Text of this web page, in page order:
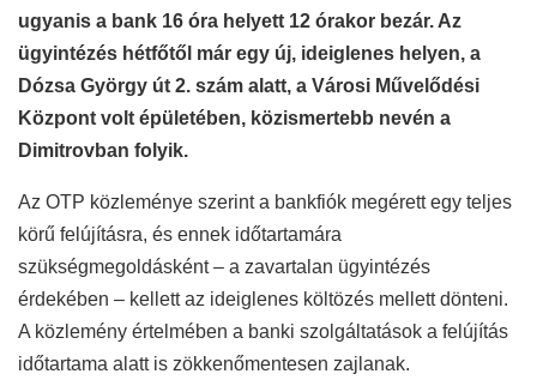
ugyanis a bank 16 óra helyett 12 órakor bezár. Az
ügyintézés hétfőtől már egy új, ideiglenes helyen, a
Dózsa György út 2. szám alatt, a Városi Művelődési
Központ volt épületében, közismertebb nevén a
Dimitrovban folyik.
Az OTP közleménye szerint a bankfiók megérett egy teljes
körű felújításra, és ennek időtartamára
szükségmegoldásként – a zavartalan ügyintézés
érdekében – kellett az ideiglenes költözés mellett dönteni.
A közlemény értelmében a banki szolgáltatások a felújítás
időtartama alatt is zökkenőmentesen zajlanak.